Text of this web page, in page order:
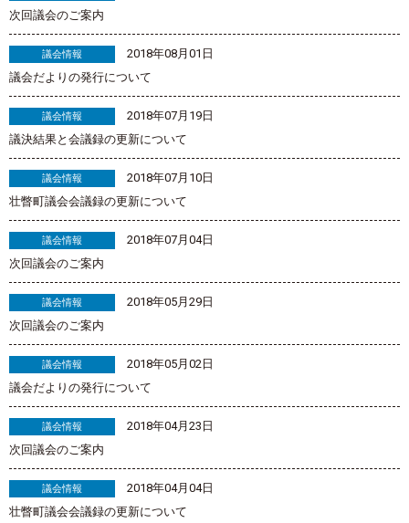
次回議会のご案内
議会情報
2018年08月01日
議会だよりの発行について
議会情報
2018年07月19日
議決結果と会議録の更新について
議会情報
2018年07月10日
壮瞥町議会会議録の更新について
議会情報
2018年07月04日
次回議会のご案内
議会情報
2018年05月29日
次回議会のご案内
議会情報
2018年05月02日
議会だよりの発行について
議会情報
2018年04月23日
次回議会のご案内
議会情報
2018年04月04日
壮瞥町議会会議録の更新について